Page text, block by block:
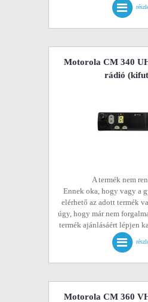
Motorola CM 340
rádió
A termék nem
Ennek oka, hogy vagy a
elérhető az adott termék
úgy, hogy már nem
termék ajánlásáért lépjen
Motorola CM 360